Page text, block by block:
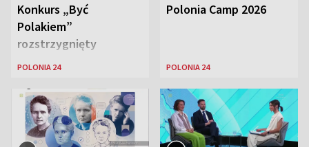
Konkurs „Być
Polakiem”
rozstrzygnięty
POLONIA 24
Polonia Camp 2026
POLONIA 24